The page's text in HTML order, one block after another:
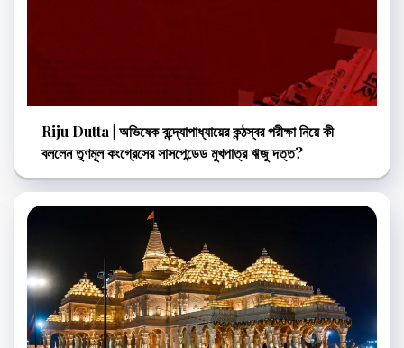
Riju Dutta | অভিষেক বন্দ্যোপাধ্যায়ের কন্ঠস্বর পরীক্ষা নিয়ে কী
বললেন তৃণমূল কংগ্রেসের সাসপেন্ডেড মুখপাত্র ঋজু দত্ত?